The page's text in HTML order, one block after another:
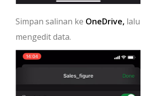
Simpan salinan ke OneDrive,
mengedit data.